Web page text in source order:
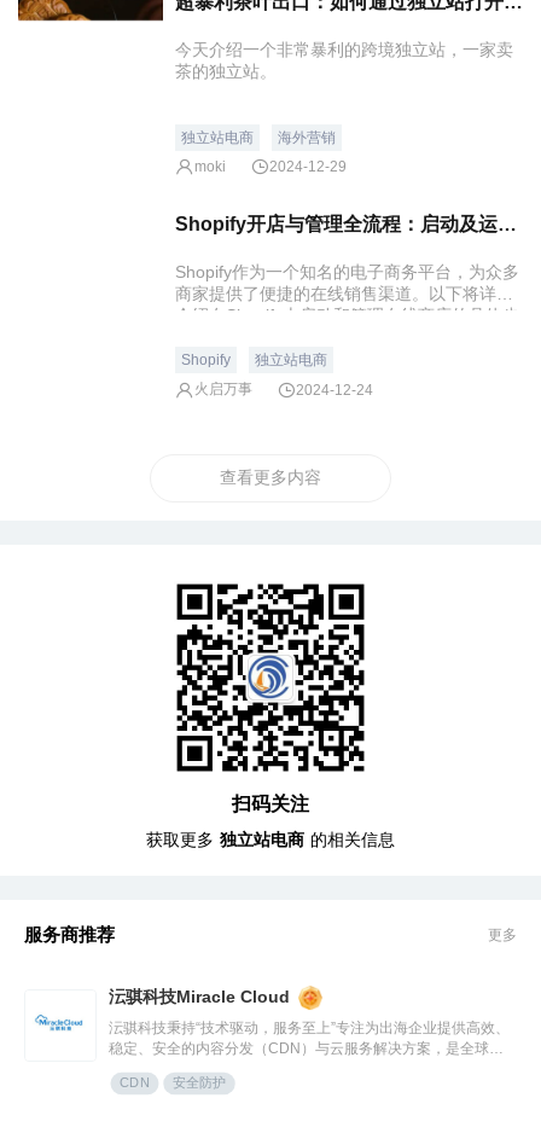
今天介绍一个非常暴利的跨境独立站，一家卖
茶的独立站。
独立站电商
海外营销
moki
2024-12-29
Shopify开店与管理全流程：启动及运营在线商店的详细步骤
Shopify作为一个知名的电子商务平台，为众多
商家提供了便捷的在线销售渠道。以下将详细
介绍在Shopify上启动和管理在线商店的具体步
Shopify
独立站电商
火启万事
2024-12-24
查看更多内容
扫码关注
获取更多 独立站电商 的相关信息
服务商推荐 更多
沄骐科技Miracle Cloud
沄骐科技秉持“技术驱动，服务至上”专注为出海企业提供高效、
稳定、安全的内容分发（CDN）与云服务解决方案，是全球边
缘云领导者Fastly中国区首个合作伙伴。团队由业内资深专家组
成，拥有大规模分布式架构服务经验，提供全流程技术支持与定
CDN 安全防护